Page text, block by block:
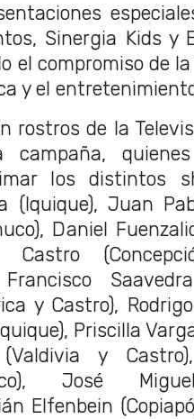
Sinergia Kids y
el compromiso de
y el
rostros de la
campaña,
los distintos
(Iquique), Juan
Daniel
Castro
y Castro),
Priscilla
y
José
Elfenbein